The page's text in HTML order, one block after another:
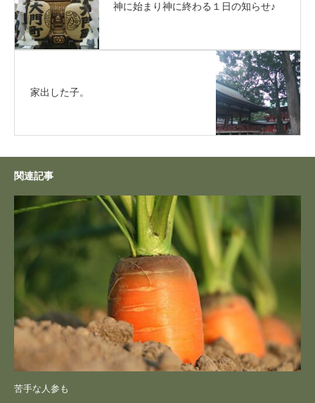
神に始まり神に終わる１日の知らせ♪
家出した子。
関連記事
苦手な人参も